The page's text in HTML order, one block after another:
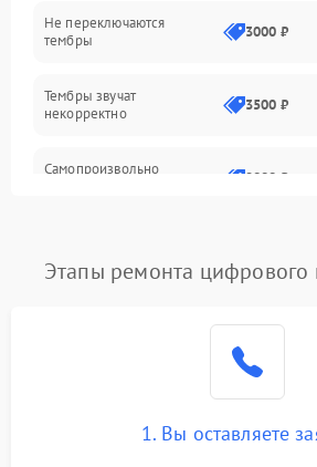
Аудио
Оптика
Не переключаются
тембры
3000 ₽
Тембры звучат
некорректно
3500 ₽
Самопроизвольно
2800 ₽
Этапы ремонта цифрового
1. Вы оставляете